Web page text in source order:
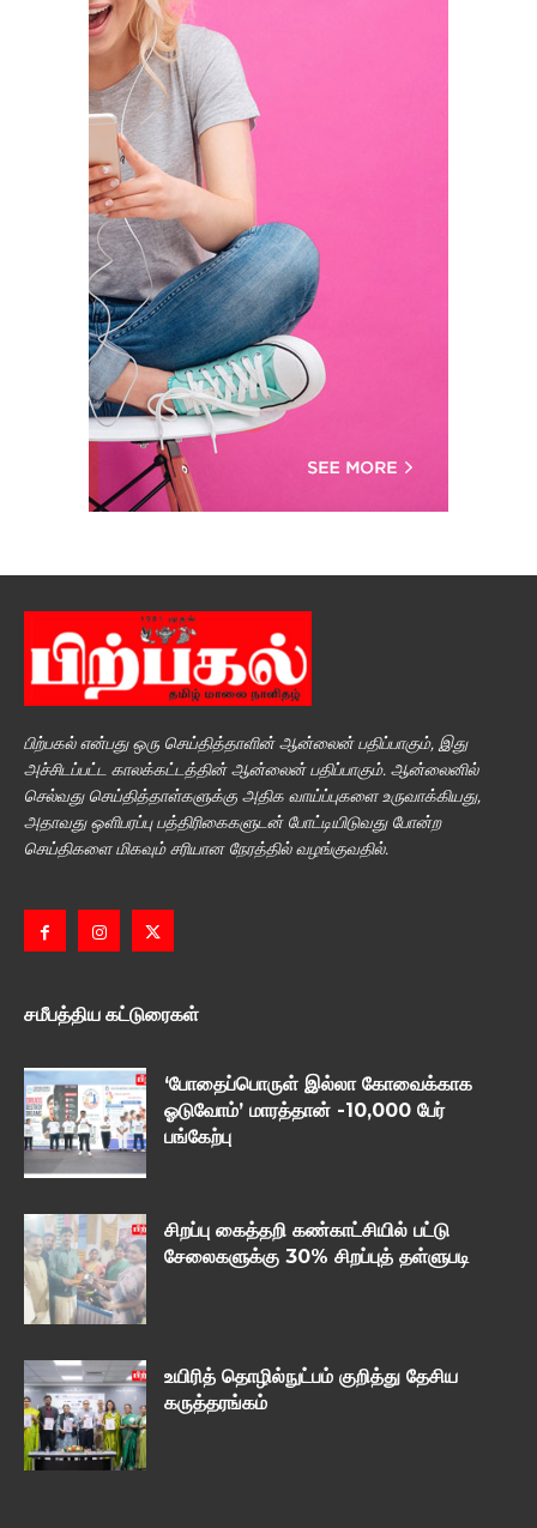
பிற்பகல் என்பது ஒரு செய்தித்தாளின் ஆன்லைன் பதிப்பாகும், இது
அச்சிடப்பட்ட காலக்கட்டத்தின் ஆன்லைன் பதிப்பாகும். ஆன்லைனில்
செல்வது செய்தித்தாள்களுக்கு அதிக வாய்ப்புகளை உருவாக்கியது,
அதாவது ஒளிபரப்பு பத்திரிகைகளுடன் போட்டியிடுவது போன்ற
செய்திகளை மிகவும் சரியான நேரத்தில் வழங்குவதில்.
சமீபத்திய கட்டுரைகள்
‘போதைப்பொருள் இல்லா கோவைக்காக
ஓடுவோம்’ மாரத்தான் -10,000 பேர்
பங்கேற்பு
சிறப்பு கைத்தறி கண்காட்சியில் பட்டு
சேலைகளுக்கு 30% சிறப்புத் தள்ளுபடி
உயிரித் தொழில்நுட்பம் குறித்து தேசிய
கருத்தரங்கம்